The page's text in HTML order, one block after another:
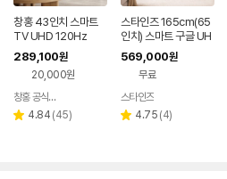
창홍 43인치 스마트
TV UHD 120Hz
289,100원
20,000원
페이
창홍 공식스토어
별 4.84 리
(45)
스타인즈 165cm(65
인치) 스마트 구글 UH
D TV KKZ6500SU
H 중소기업 1등급
569,000원
무료
페이
스타인즈
별 4.75 리
(4)